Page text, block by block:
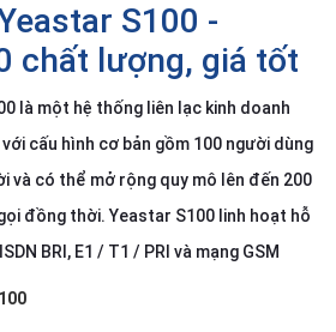
S100 -
chất lượng, giá tốt
là một hệ thống liên lạc kinh doanh
cấu hình cơ bản gồm 100 người dùng
và có thể mở rộng quy mô lên đến 200
đồng thời. Yeastar S100 linh hoạt hỗ
BRI, E1 / T1 / PRI và mạng GSM